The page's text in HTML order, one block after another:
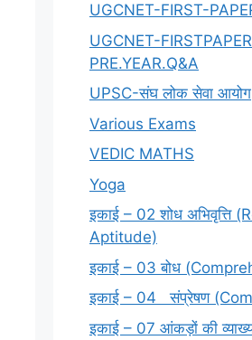
UGCNET-FIRST-
UGCNET-
PRE.YEAR.Q&A
UPSC-संघ लोक सेवा आयोग
Various Exams
VEDIC MATHS
Yoga
इकाई – 02 शोध अभिवृत्ति
Aptitude)
इकाई – 03 बोध
इकाई – 04 संप्रेषण
इकाई – 07 आंकड़ों की